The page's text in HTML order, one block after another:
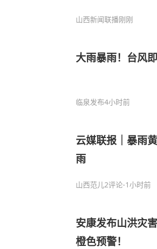
山西新闻联播刚刚
大雨暴雨！台风
临泉发布4小时前
云媒联报｜暴雨
雨
山西范儿2评论-1小时前
安康发布山洪灾
橙色预警！